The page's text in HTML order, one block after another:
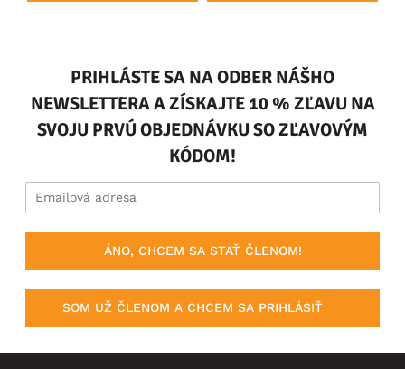
PRIHLÁSTE SA NA ODBER NÁŠHO
NEWSLETTERA A ZÍSKAJTE 10 % ZĽAVU NA
SVOJU PRVÚ OBJEDNÁVKU SO ZĽAVOVÝM
KÓDOM!
ÁNO, CHCEM SA STAŤ ČLENOM!
SOM UŽ ČLENOM A CHCEM SA PRIHLÁSIŤ